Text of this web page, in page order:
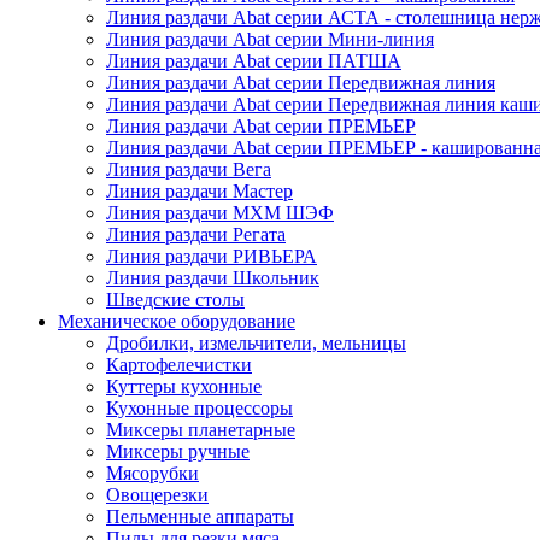
Линия раздачи Abat серии АСТА - столешница
Линия раздачи Abat серии Мини-линия
Линия раздачи Abat серии ПАТША
Линия раздачи Abat серии Передвижная линия
Линия раздачи Abat серии Передвижная линия
Линия раздачи Abat серии ПРЕМЬЕР
Линия раздачи Abat серии ПРЕМЬЕР -
Линия раздачи Вега
Линия раздачи Мастер
Линия раздачи МХМ ШЭФ
Линия раздачи Регата
Линия раздачи РИВЬЕРА
Линия раздачи Школьник
Шведские столы
Механическое оборудование
Дробилки, измельчители, мельницы
Картофелечистки
Куттеры кухонные
Кухонные процессоры
Миксеры планетарные
Миксеры ручные
Мясорубки
Овощерезки
Пельменные аппараты